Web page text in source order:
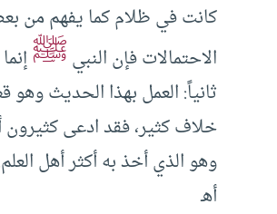
كانت في ظلام كما يفهم من
الاحتمالات فإن النبيﷺ
ثانياً: العمل بهذا الحديث وهو
خلاف كثير، فقد ادعى
وهو الذي أخذ به أكثر أهل
أهـ